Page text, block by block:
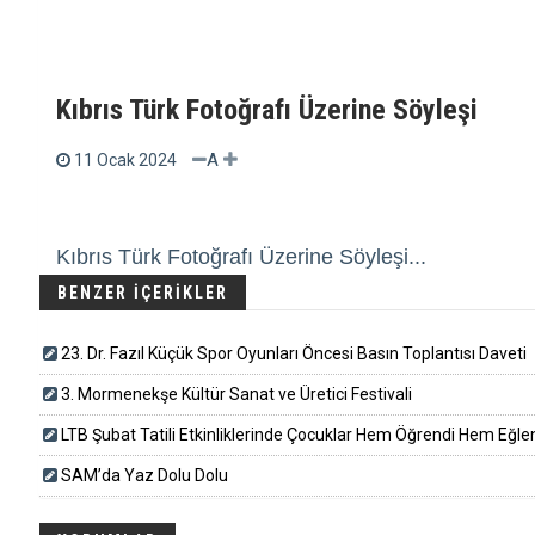
Kıbrıs Türk Fotoğrafı Üzerine Söyleşi
11 Ocak 2024 A
Kıbrıs Türk Fotoğrafı Üzerine Söyleşi...
BENZER İÇERİKLER
23. Dr. Fazıl Küçük Spor Oyunları Öncesi Basın Toplantısı Daveti
3. Mormenekşe Kültür Sanat ve Üretici Festivali
LTB Şubat Tatili Etkinliklerinde Çocuklar Hem Öğrendi Hem
SAM’da Yaz Dolu Dolu